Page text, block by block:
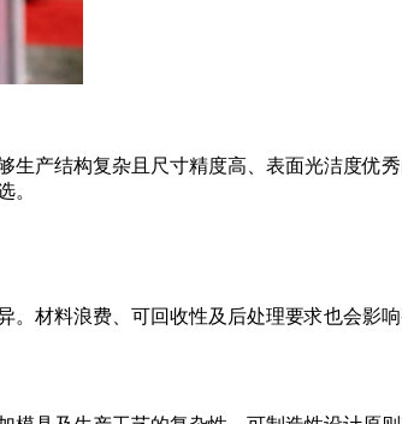
产结构复杂且尺寸精度高、表面光洁度优
。
材料浪费、可回收性及后处理要求也会影